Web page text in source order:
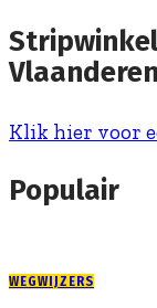
Vlaanderen
Klik hier voor
Populair
WEGWIJZERS